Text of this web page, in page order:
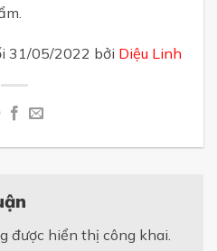
31/05/2022 bởi Diệu Linh
được hiển thị công khai.